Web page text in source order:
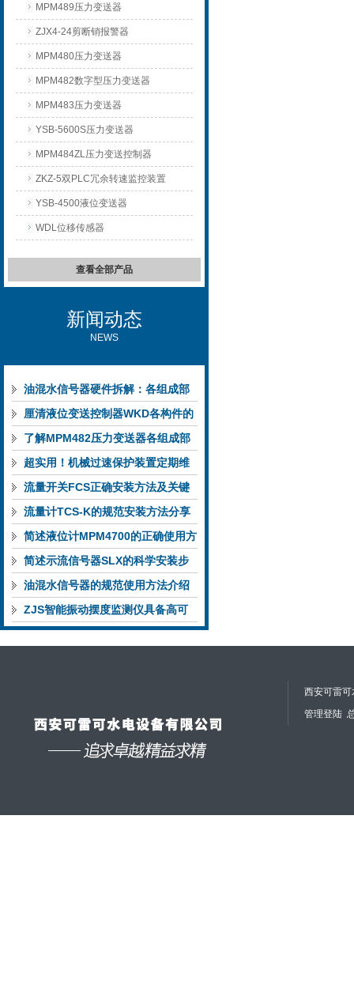
MPM489压力变送器
ZJX4-24剪断销报警器
MPM480压力变送器
MPM482数字型压力变送器
MPM483压力变送器
YSB-5600S压力变送器
MPM484ZL压力变送控制器
ZKZ-5双PLC冗余转速监控装置
YSB-4500液位变送器
WDL位移传感器
查看全部产品
新闻动态
NEWS
油混水信号器硬件拆解：各组成部
件的功能特点与性能指标
厘清液位变送控制器WKD各构件的
功能特性稳定完成液位监测
了解MPM482压力变送器各组成部
件功能特点有助于提升选型合理性
超实用！机械过速保护装置定期维
护保养方法大汇总
流量开关FCS正确安装方法及关键
要点专业分享
流量计TCS-K的规范安装方法分享
简述液位计MPM4700的正确使用方
法
简述示流信号器SLX的科学安装步
骤
油混水信号器的规范使用方法介绍
ZJS智能振动摆度监测仪具备高可
靠性与自诊断能力
西安可雷
管理登陆